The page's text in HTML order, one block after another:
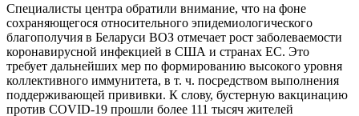
Специалисты центра обратили внимание, что на фоне
сохраняющегося относительного эпидемиологического
благополучия в Беларуси ВОЗ отмечает рост заболеваемости
коронавирусной инфекцией в США и странах ЕС. Это
требует дальнейших мер по формированию высокого уровня
коллективного иммунитета, в т. ч. посредством выполнения
поддерживающей прививки. К слову, бустерную вакцинацию
против COVID-19 прошли более 111 тысяч жителей